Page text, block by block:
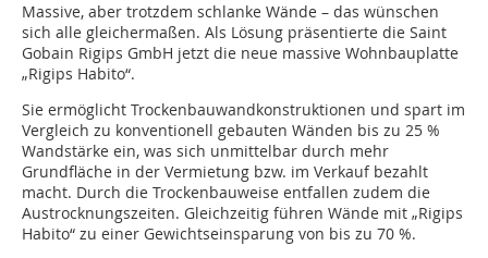
Massive, aber trotzdem schlanke Wände – das wünschen
sich alle gleichermaßen. Als Lösung präsentierte die Saint
Gobain Rigips GmbH jetzt die neue massive Wohnbauplatte
„Rigips Habito“.
Sie ermöglicht Trockenbauwandkonstruktionen und spart im
Vergleich zu konventionell gebauten Wänden bis zu 25 %
Wandstärke ein, was sich unmittelbar durch mehr
Grundfläche in der Vermietung bzw. im Verkauf bezahlt
macht. Durch die Trockenbauweise entfallen zudem die
Austrocknungszeiten. Gleichzeitig führen Wände mit „Rigips
Habito“ zu einer Gewichtseinsparung von bis zu 70 %.